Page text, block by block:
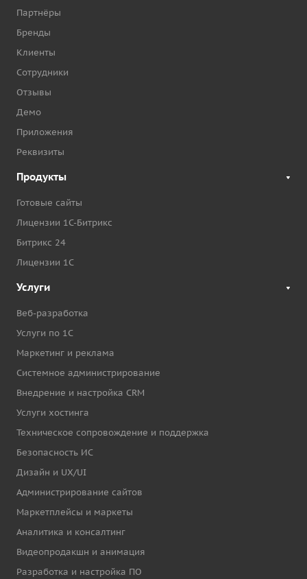
Партнёры
Бренды
Клиенты
Сотрудники
Отзывы
Демо
Приложения
Реквизиты
Продукты
Готовые сайты
Лицензии 1С-Битрикс
Битрикс 24
Лицензии 1С
Услуги
Веб-разработка
Услуги по 1С
Маркетинг и реклама
Системное администрирование
Внедрение и настройка CRM
Услуги хостинга
Техническое сопровождение и поддержка
Безопасность ИС
Дизайн и UX/UI
Администрирование сайтов
Маркетплейсы и маркеты
Аналитика и консалтинг
Видеопродакшн и анимация
Разработка и настройка ПО